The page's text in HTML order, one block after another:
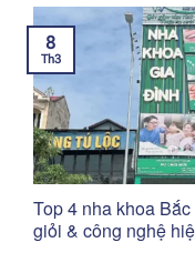
Top 4 nha khoa
giỏi & công nghệ
8
Th3